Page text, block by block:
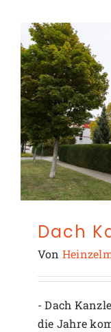
Dach
Von
- Dach
die Jahre